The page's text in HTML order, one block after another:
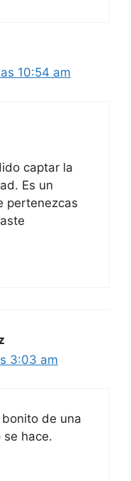
10:54 am
captar la
Es un
pertenezcas
3:03 am
de una
hace.